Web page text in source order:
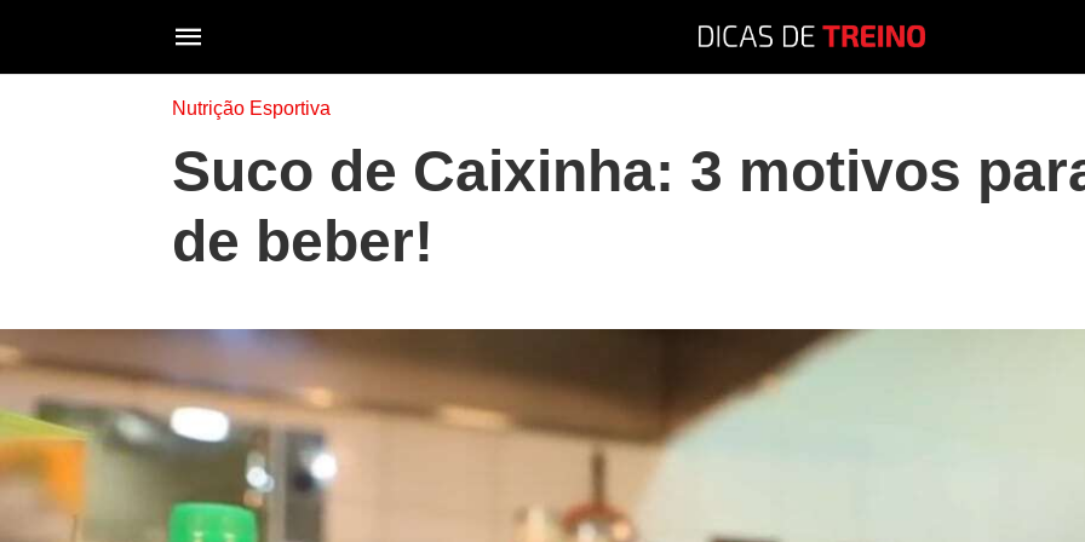
Nutrição Esportiva
Suco de Caixinha: 3 motivos
de beber!